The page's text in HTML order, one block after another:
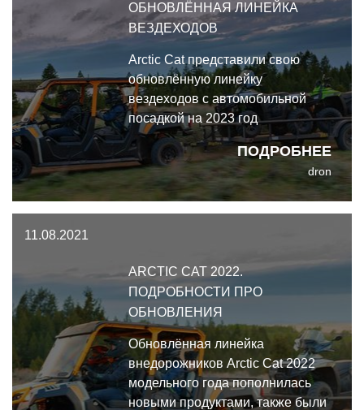
ОБНОВЛЁННАЯ ЛИНЕЙКА
ВЕЗДЕХОДОВ
ПОДРОБНЕЕ
Arctic Cat представили свою
обновлённую линейку
вездеходов с автомобильной
посадкой на 2023 год
dron
11.08.2021
ARCTIC CAT 2022.
ПОДРОБНОСТИ ПРО
ОБНОВЛЕНИЯ
Обновлённая линейка
внедорожников Arctic Cat 2022
модельного года пополнилась
новыми продуктами, также были